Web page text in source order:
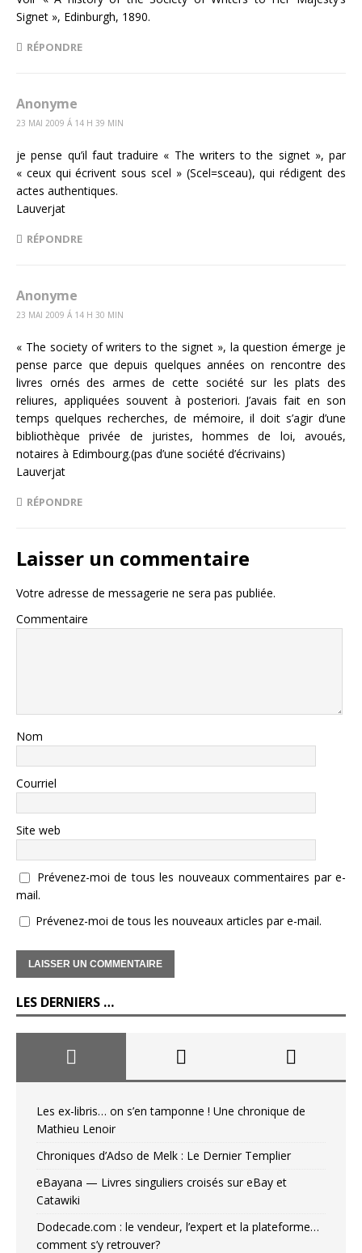
Signet », Edinburgh, 1890.
RÉPONDRE
Anonyme
23 MAI 2009 Á 14 H 39 MIN
je pense qu’il faut traduire « The writers to the signet », par
« ceux qui écrivent sous scel » (Scel=sceau), qui rédigent des
actes authentiques.
Lauverjat
RÉPONDRE
Anonyme
23 MAI 2009 Á 14 H 30 MIN
« The society of writers to the signet », la question émerge je
pense parce que depuis quelques années on rencontre des
livres ornés des armes de cette société sur les plats des
reliures, appliquées souvent à posteriori. J’avais fait en son
temps quelques recherches, de mémoire, il doit s’agir d’une
bibliothèque privée de juristes, hommes de loi, avoués,
notaires à Edimbourg.(pas d’une société d’écrivains)
Lauverjat
RÉPONDRE
Laisser un commentaire
Votre adresse de messagerie ne sera pas publiée.
Commentaire
Nom
Courriel
Site web
Prévenez-moi de tous les nouveaux commentaires par e-
mail.
Prévenez-moi de tous les nouveaux articles par e-mail.
LES DERNIERS …
Les ex-libris… on s’en tamponne ! Une chronique de
Mathieu Lenoir
Chroniques d’Adso de Melk : Le Dernier Templier
eBayana — Livres singuliers croisés sur eBay et
Catawiki
Dodecade.com : le vendeur, l’expert et la plateforme…
comment s’y retrouver?